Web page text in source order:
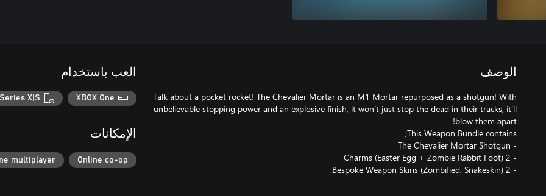
الوصف
Talk about a pocket rocket! The Chevalier Mortar is an M1 Mortar repurposed as a shotgun! With
unbelievable stopping power and an explosive finish, it won’t just stop the dead in their tracks, it’ll
- 2 Bespoke Weapon Skins (Zombified, Snakeskin).
العب باستخدام
XBOX One
X|S
الإمكانات
Online co-op
multiplayer